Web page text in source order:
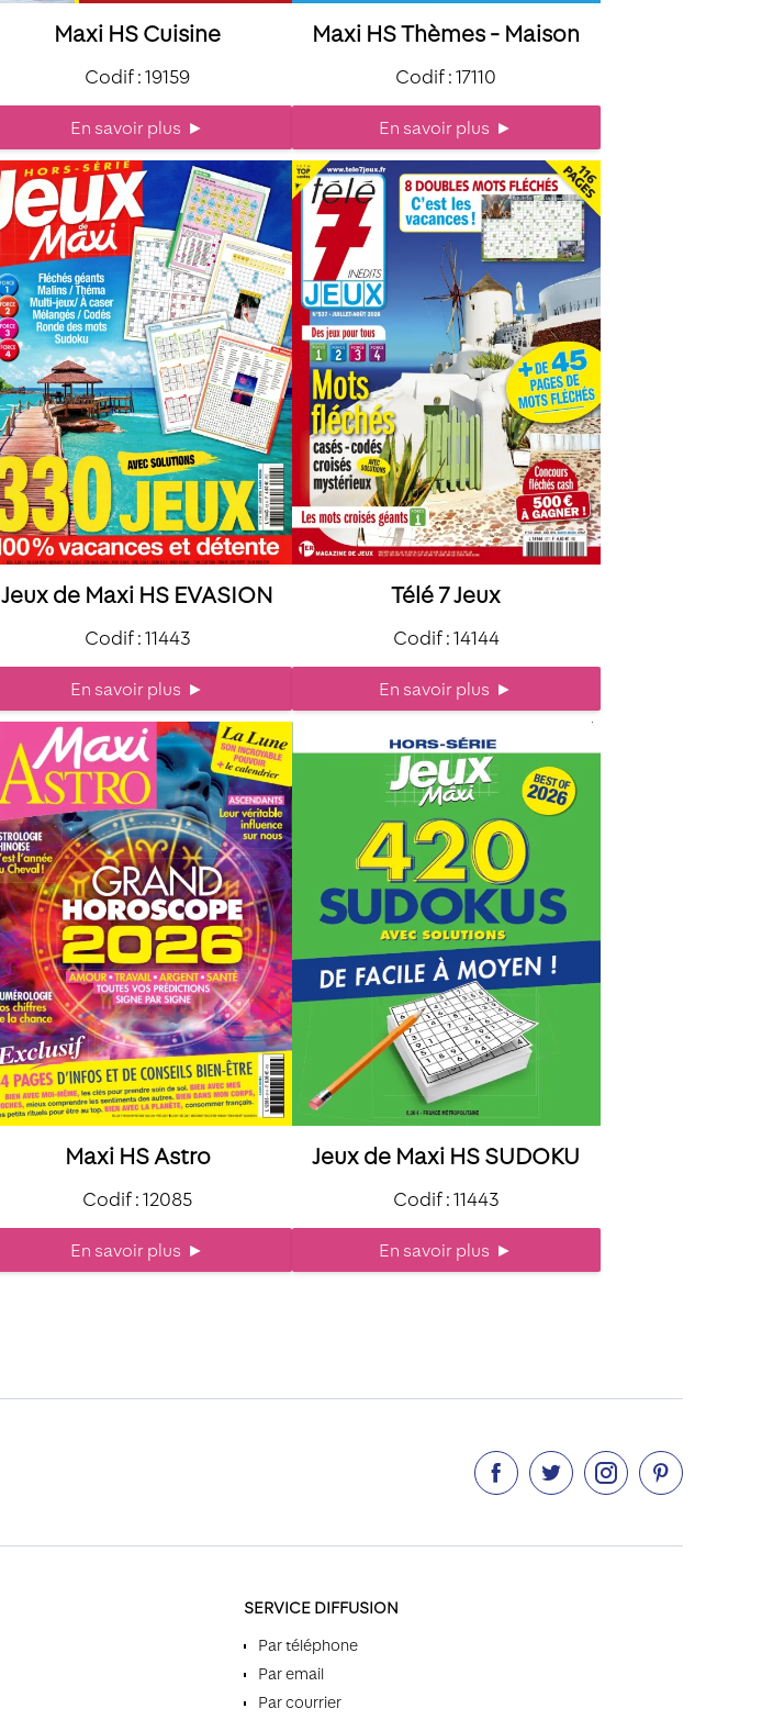
Maxi HS Cuisine
Codif : 19159
En savoir plus ►
Maxi HS Thèmes - Maison
Codif : 17110
En savoir plus ►
Jeux de Maxi HS EVASION
Codif : 11443
En savoir plus ►
Télé 7 Jeux
Codif : 14144
En savoir plus ►
Maxi HS Astro
Codif : 12085
En savoir plus ►
Jeux de Maxi HS SUDOKU
Codif : 11443
En savoir plus ►
   
SERVICE DIFFUSION
Par téléphone
Par email
Par courrier